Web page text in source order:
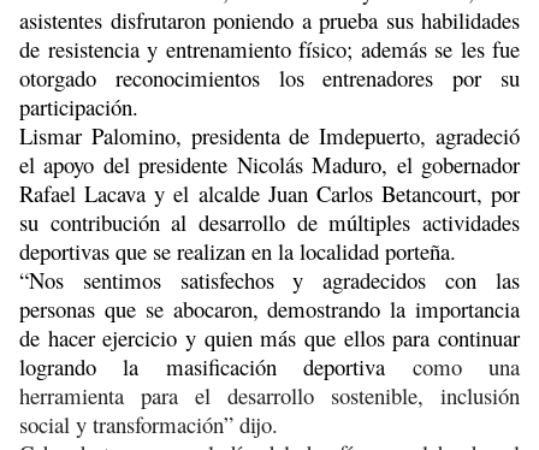
asistentes disfrutaron poniendo a prueba sus habilidades
de resistencia y entrenamiento físico; además se les fue
otorgado reconocimientos los entrenadores por su
participación.
Lismar Palomino, presidenta de Imdepuerto, agradeció
el apoyo del presidente Nicolás Maduro, el gobernador
Rafael Lacava y el alcalde Juan Carlos Betancourt, por
su contribución al desarrollo de múltiples actividades
deportivas que se realizan en la localidad porteña.
“Nos sentimos satisfechos y agradecidos con las
personas que se abocaron, demostrando la importancia
de hacer ejercicio y quien más que ellos para continuar
logrando la masificación deportiva como una
herramienta para el desarrollo sostenible, inclusión
social y transformación” dijo.